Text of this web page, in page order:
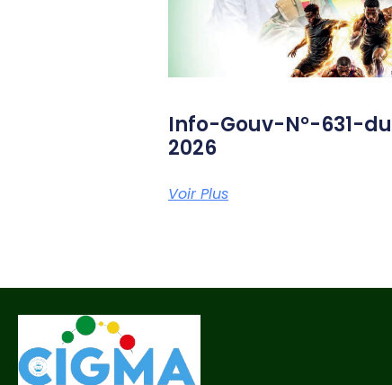
Info-Gouv-N°-631-
2026
Voir Plus